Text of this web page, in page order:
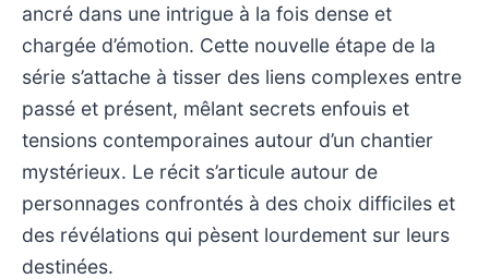
ancré dans une intrigue à la fois dense et
chargée d’émotion. Cette nouvelle étape de la
série s’attache à tisser des liens complexes entre
passé et présent, mêlant secrets enfouis et
tensions contemporaines autour d’un chantier
mystérieux. Le récit s’articule autour de
personnages confrontés à des choix difficiles et
des révélations qui pèsent lourdement sur leurs
destinées.